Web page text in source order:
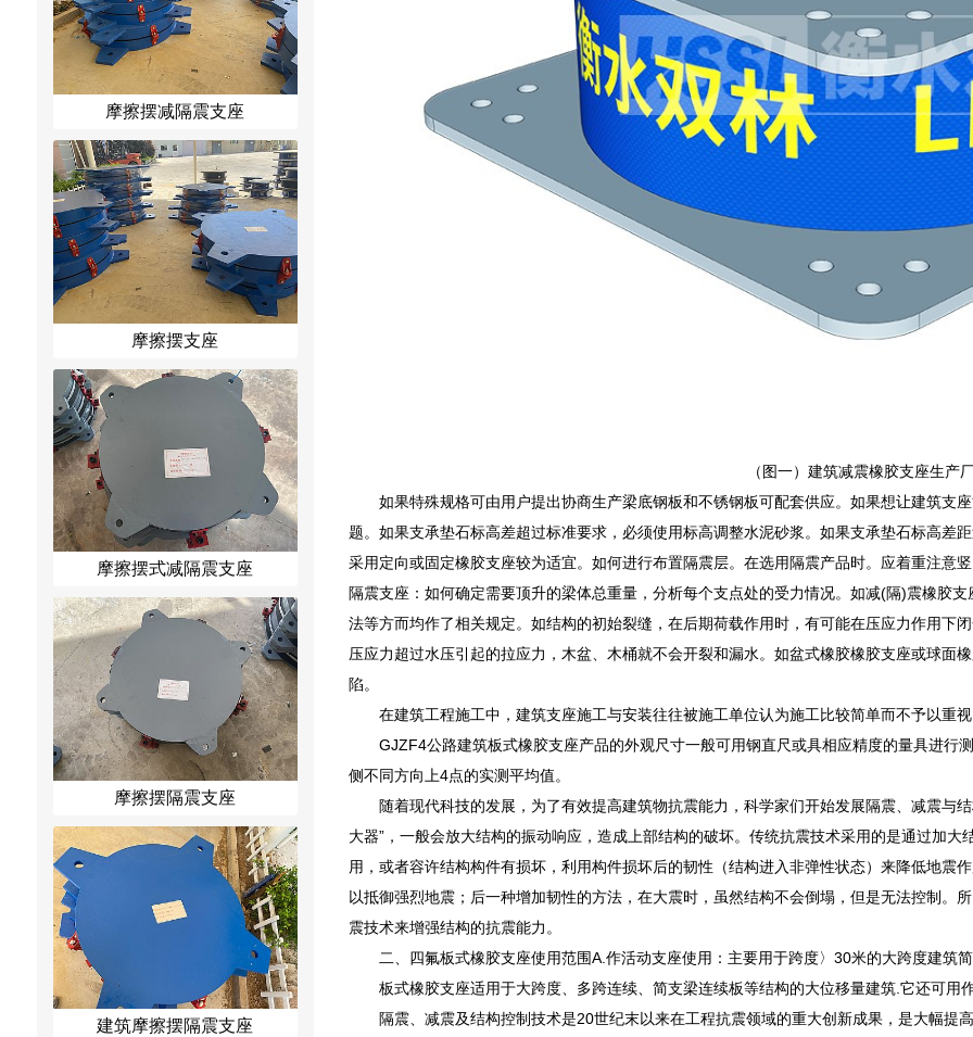
摩擦摆减隔震支座
摩擦摆支座
摩擦摆式减隔震支座
摩擦摆隔震支座
建筑摩擦摆隔震支座
（图一）建筑减震橡胶支座生产
如果特殊规格可由用户提出协商生产梁底钢板和不锈钢板可配套供应。如果想让建筑支
题。如果支承垫石标高差超过标准要求，必须使用标高调整水泥砂浆。如果支承垫石标高差
采用定向或固定橡胶支座较为适宜。如何进行布置隔震层。在选用隔震产品时。应着重注意
隔震支座：如何确定需要顶升的梁体总重量，分析每个支点处的受力情况。如减(隔)震橡胶
法等方而均作了相关规定。如结构的初始裂缝，在后期荷载作用时，有可能在压应力作用下
压应力超过水压引起的拉应力，木盆、木桶就不会开裂和漏水。如盆式橡胶橡胶支座或球面
陷。
在建筑工程施工中，建筑支座施工与安装往往被施工单位认为施工比较简单而不予以重
GJZF4公路建筑板式橡胶支座产品的外观尺寸一般可用钢直尺或具相应精度的量具进行
侧不同方向上4点的实测平均值。
随着现代科技的发展，为了有效提高建筑物抗震能力，科学家们开始发展隔震、减震与
大器”，一般会放大结构的振动响应，造成上部结构的破坏。传统抗震技术采用的是通过加大
用，或者容许结构构件有损坏，利用构件损坏后的韧性（结构进入非弹性状态）来降低地震
以抵御强烈地震；后一种增加韧性的方法，在大震时，虽然结构不会倒塌，但是无法控制。
震技术来增强结构的抗震能力。
二、四氟板式橡胶支座使用范围A.作活动支座使用：主要用于跨度〉30米的大跨度建筑
板式橡胶支座适用于大跨度、多跨连续、简支梁连续板等结构的大位移量建筑.它还可用
隔震、减震及结构控制技术是20世纪末以来在工程抗震领域的重大创新成果，是大幅提